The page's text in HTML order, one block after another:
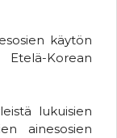
käytön
Korean
lukuisien
ainesosien